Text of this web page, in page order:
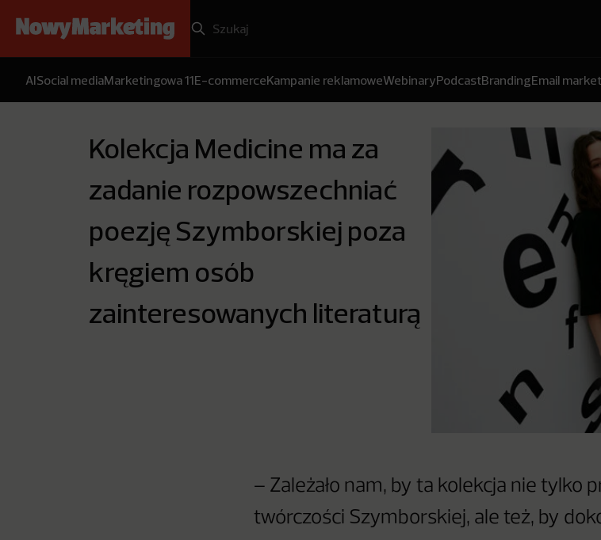
AISocial mediaMarketingowa 11E-commerceKampanie reklamoweWebinaryPodcastBrandingEmail
Kolekcja Medicine ma za
zadanie rozpowszechniać
poezję Szymborskiej poza
kręgiem osób
zainteresowanych literaturą
– Zależało nam, by ta kolekcja nie tylko
twórczości Szymborskiej, ale też, by